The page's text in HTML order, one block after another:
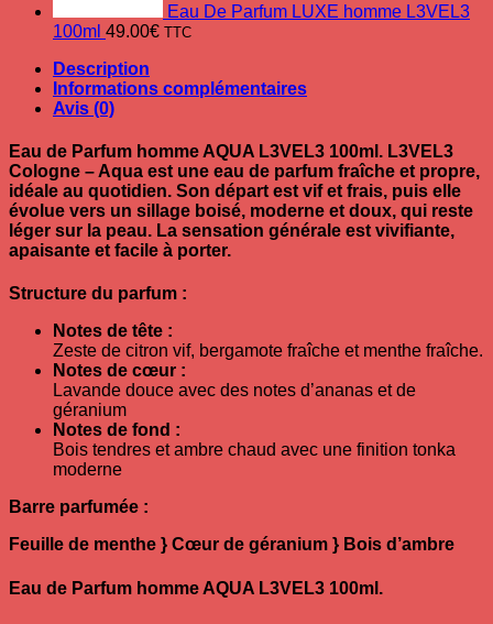
Eau De Parfum LUXE homme L3VEL3
100ml 49.00€ TTC
Description
Informations complémentaires
Avis (0)
Eau de Parfum homme AQUA L3VEL3 100ml. L3VEL3
Cologne – Aqua est une eau de parfum fraîche et propre,
idéale au quotidien. Son départ est vif et frais, puis elle
évolue vers un sillage boisé, moderne et doux, qui reste
léger sur la peau. La sensation générale est vivifiante,
apaisante et facile à porter.
Structure du parfum :
Notes de tête :
Zeste de citron vif, bergamote fraîche et menthe fraîche.
Notes de cœur :
Lavande douce avec des notes d’ananas et de
géranium
Notes de fond :
Bois tendres et ambre chaud avec une finition tonka
moderne
Barre parfumée :
Feuille de menthe } Cœur de géranium } Bois d’ambre
Eau de Parfum homme AQUA L3VEL3 100ml.